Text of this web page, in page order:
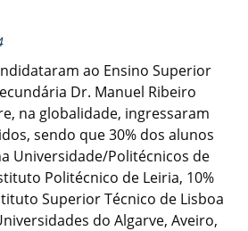
ao Ensino Superior
Dr. Manuel Ribeiro
na globalidade, ingressaram
sendo que 30% dos alunos
Universidade/Politécnicos de
Politécnico de Leiria, 10%
Superior Técnico de Lisboa
do Algarve, Aveiro,